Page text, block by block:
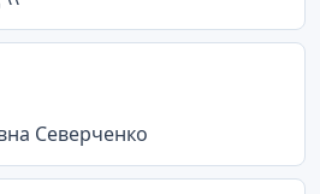
Северченко